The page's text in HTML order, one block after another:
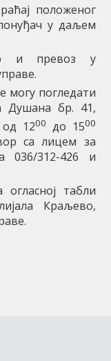
положеног
у даљем
и превоз у
могу погледати
Душана бр. 41,
1200 до 1500
са лицем за
036/312-426 и
огласној табли
Краљево,